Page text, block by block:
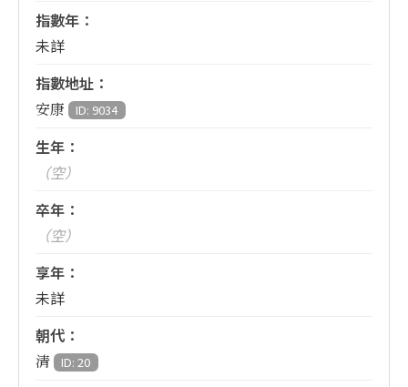
指數年：
未詳
指數地址：
安康 ID: 9034
生年：
（空）
卒年：
（空）
享年：
未詳
朝代：
清 ID: 20